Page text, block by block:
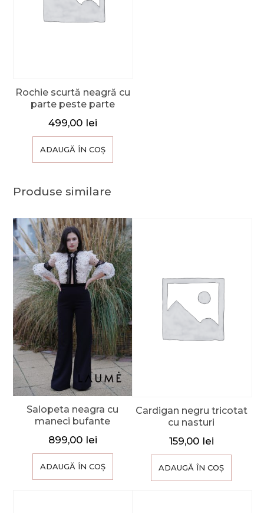
Rochie scurtă neagră cu
parte peste parte
499,00 lei
ADAUGĂ ÎN COȘ
Produse similare
Salopeta neagra cu
maneci bufante
899,00 lei
ADAUGĂ ÎN COȘ
Cardigan negru tricotat
cu nasturi
159,00 lei
ADAUGĂ ÎN COȘ